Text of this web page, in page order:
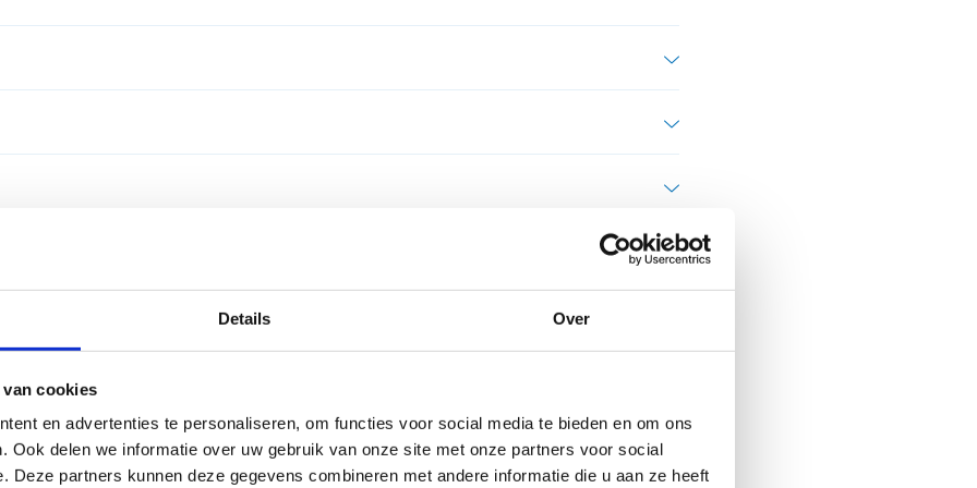
Details Over
cookies
en advertenties te personaliseren, om functies voor social media te bieden en om ons
Ook delen we informatie over uw gebruik van onze site met onze partners voor social
Deze partners kunnen deze gegevens combineren met andere informatie die u aan ze heeft
uit schuim
honkenset
0,5 kg (verankering net)
van 5 meter en kan makkelijk op 2 verschillende hoogten worden geplaatst
5
max junior